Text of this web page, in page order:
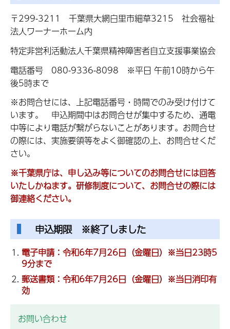
〒299-3211 千葉県大網白里市細草3215 社会福祉
法人ワーナーホーム内
特定非営利活動法人千葉県精神障害者自立支援事業協会
電話番号 080-9336-8098 ※平日 午前10時から午
後5時まで
※お問合せには、上記電話番号・時間でのみ受け付けて
います。 申込期間中はお問合せが集中するため、通電
中等により電話が繋がらないことがあります。お問合せ
の際には、実施要領等をよく御確認の上、お問合せくだ
さい。
※千葉県庁は、申し込み等についてのお問合せには回答
いたしかねます。研修制度について、お問合せの際には
御連絡ください。
申込期限 ※終了しました
電子申請：令和6年7月26日（金曜日）※当日23時5
9分まで
郵送書類：令和6年7月26日（金曜日）※当日消印有
効
お問い合わせ